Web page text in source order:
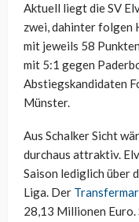
Aktuell liegt die SV
zwei, dahinter folgen
mit jeweils 58
mit 5:1 gegen
Abstiegskandidaten
Münster.
Aus Schalker Sicht
durchaus attraktiv.
Saison lediglich über
Liga. Der
28,13 Millionen Euro.